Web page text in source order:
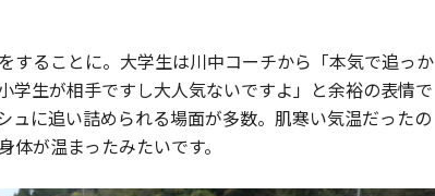
することに。大学生は川中コーチから「本気で追っか
学生が相手ですし大人気ないですよ」と余裕の表情で
ュに追い詰められる場面が多数。肌寒い気温だったの
が温まったみたいです。